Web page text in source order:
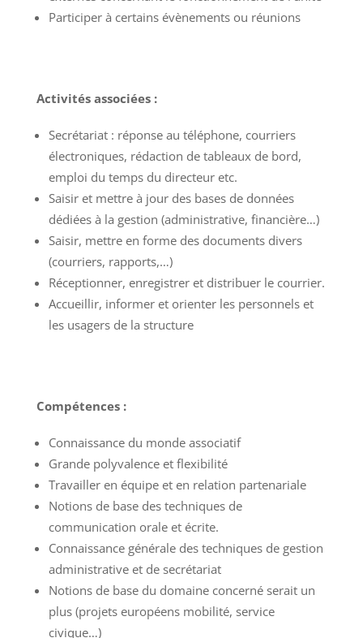
Participer à certains évènements ou réunions
Activités associées :
Secrétariat : réponse au téléphone, courriers
électroniques, rédaction de tableaux de bord,
emploi du temps du directeur etc.
Saisir et mettre à jour des bases de données
dédiées à la gestion (administrative, financière…)
Saisir, mettre en forme des documents divers
(courriers, rapports,…)
Réceptionner, enregistrer et distribuer le courrier.
Accueillir, informer et orienter les personnels et
les usagers de la structure
Compétences :
Connaissance du monde associatif
Grande polyvalence et flexibilité
Travailler en équipe et en relation partenariale
Notions de base des techniques de
communication orale et écrite.
Connaissance générale des techniques de gestion
administrative et de secrétariat
Notions de base du domaine concerné serait un
plus (projets européens mobilité, service
civique…)